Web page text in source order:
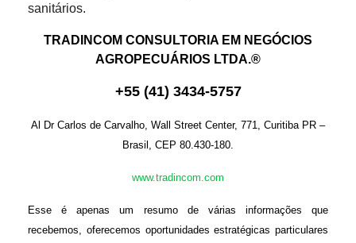
sanitários.
TRADINCOM CONSULTORIA EM NEGÓCIOS
AGROPECUÁRIOS LTDA.®
+55 (41) 3434-5757
Al Dr Carlos de Carvalho, Wall Street Center, 771, Curitiba PR –
Brasil, CEP 80.430-180.
www.tradincom.com
Esse é apenas um resumo de várias informações que
recebemos, oferecemos oportunidades estratégicas particulares